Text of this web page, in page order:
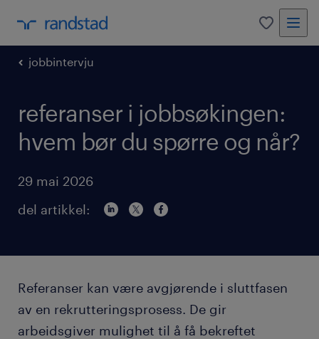
0
jobbintervju
referanser i jobbsøkingen:
hvem bør du spørre og når?
29 mai 2026
del artikkel:
Referanser kan være avgjørende i sluttfasen
av en rekrutteringsprosess. De gir
arbeidsgiver mulighet til å få bekreftet